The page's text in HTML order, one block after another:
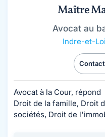
Maître
Avocat au
Indre-et-
Avocat à la Cour,
Droit de la famille, Droit
sociétés, Droit de